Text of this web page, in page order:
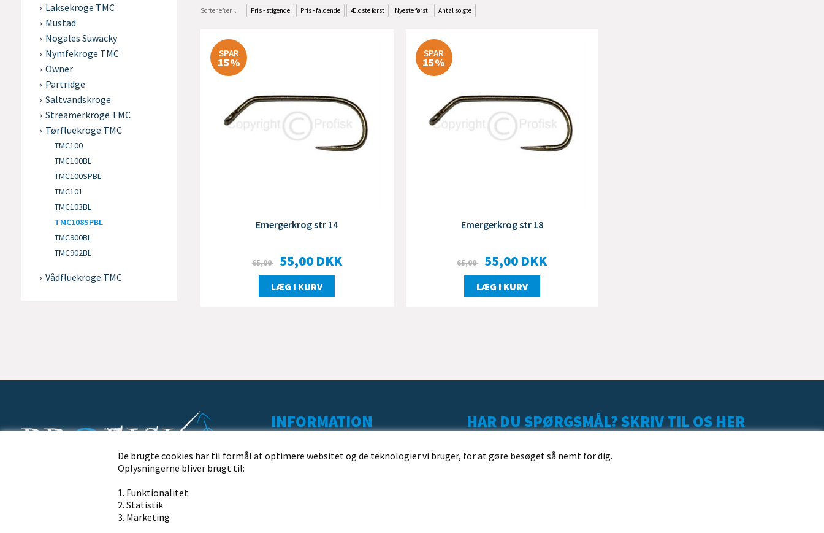
De brugte cookies har til formål at optimere websitet og de teknologier vi bruger, for at gøre besøget så nemt for dig.
Oplysningerne bliver brugt til:
1. Funktionalitet
2. Statistik
3. Marketing
Laksekroge TMC
Mustad
Nogales Suwacky
Nymfekroge TMC
Owner
Partridge
Saltvandskroge
Streamerkroge TMC
Tørfluekroge TMC
TMC100
TMC100BL
TMC100SPBL
TMC101
TMC103BL
TMC108SPBL
TMC900BL
TMC902BL
Vådfluekroge TMC
Sorter efter... Pris - stigende Pris - faldende Ældste først Nyeste først Antal solgte
SPAR
15%
Emergerkrog str 14
65,00 55,00 DKK
LÆG I KURV
SPAR
15%
Emergerkrog str 18
65,00 55,00 DKK
LÆG I KURV
Profisk.dk · Nørremøllevej 109 · 8800 Viborg
Ring til os på telefon
+45 86 62 21 13
INFORMATION
KUNDESERVICE
HAR DU SPØRGSMÅL? SKRIV TIL OS HER